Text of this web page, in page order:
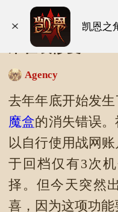
凯恩之
暗黑3蓝贴：魔
来在线修复
Agency
去年年底开始发
魔盒的消失错误
以自行使用战网
于回档仅有3次
择。但今天突然
喜，因为这项功能